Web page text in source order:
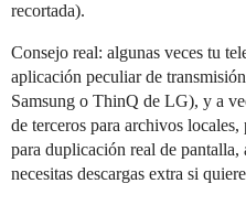
recortada).
Consejo real: algunas veces tu
aplicación peculiar de
Samsung o ThinQ de LG), y a
de terceros para archivos
para duplicación real de
necesitas descargas extra si